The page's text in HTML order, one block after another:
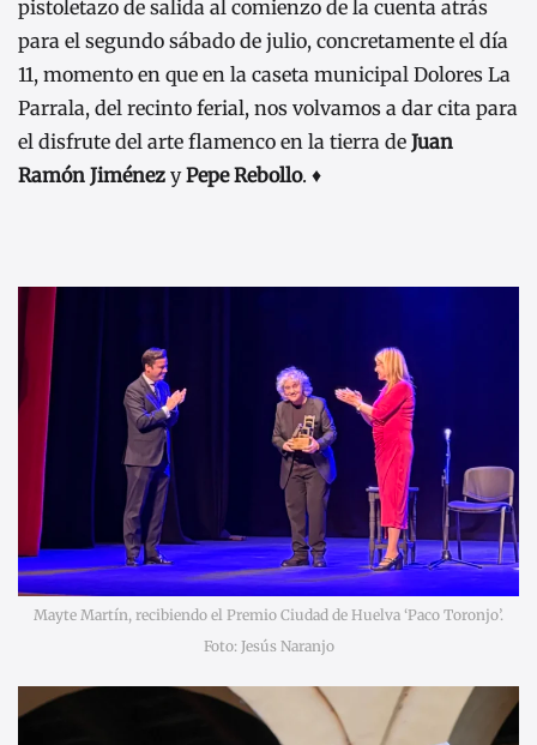
pistoletazo de salida al comienzo de la cuenta atrás
para el segundo sábado de julio, concretamente el día
11, momento en que en la caseta municipal Dolores La
Parrala, del recinto ferial, nos volvamos a dar cita para
el disfrute del arte flamenco en la tierra de Juan
Ramón Jiménez yPepe Rebollo. ♦
Mayte Martín, recibiendo el Premio Ciudad de Huelva ‘Paco Toronjo’.
Foto: Jesús Naranjo